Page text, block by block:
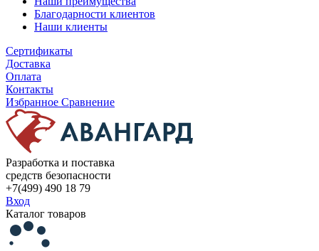
Благодарности клиентов
Наши клиенты
Сертификаты
Доставка
Оплата
Контакты
Избранное Сравнение
Разработка и поставка
средств безопасности
+7(499) 490 18 79
Вход
Каталог товаров